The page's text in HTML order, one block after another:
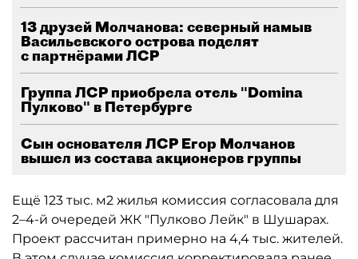
13 друзей Молчанова: северный намыв
Васильевского острова поделят
с партнёрами ЛСР
Группа ЛСР приобрела отель "Domina
Пулково" в Петербурге
Сын основателя ЛСР Егор Молчанов
вышел из состава акционеров группы
Ещё 123 тыс. м2 жилья комиссия согласовала для
2–4-й очередей ЖК "Пулково Лейк" в Шушарах.
Проект рассчитан примерно на 4,4 тыс. жителей.